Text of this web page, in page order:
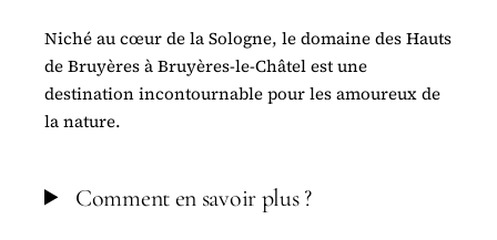
Niché au cœur de la Sologne, le domaine des Hauts
de Bruyères à Bruyères-le-Châtel est une
destination incontournable pour les amoureux de
la nature.
Comment en savoir plus ?